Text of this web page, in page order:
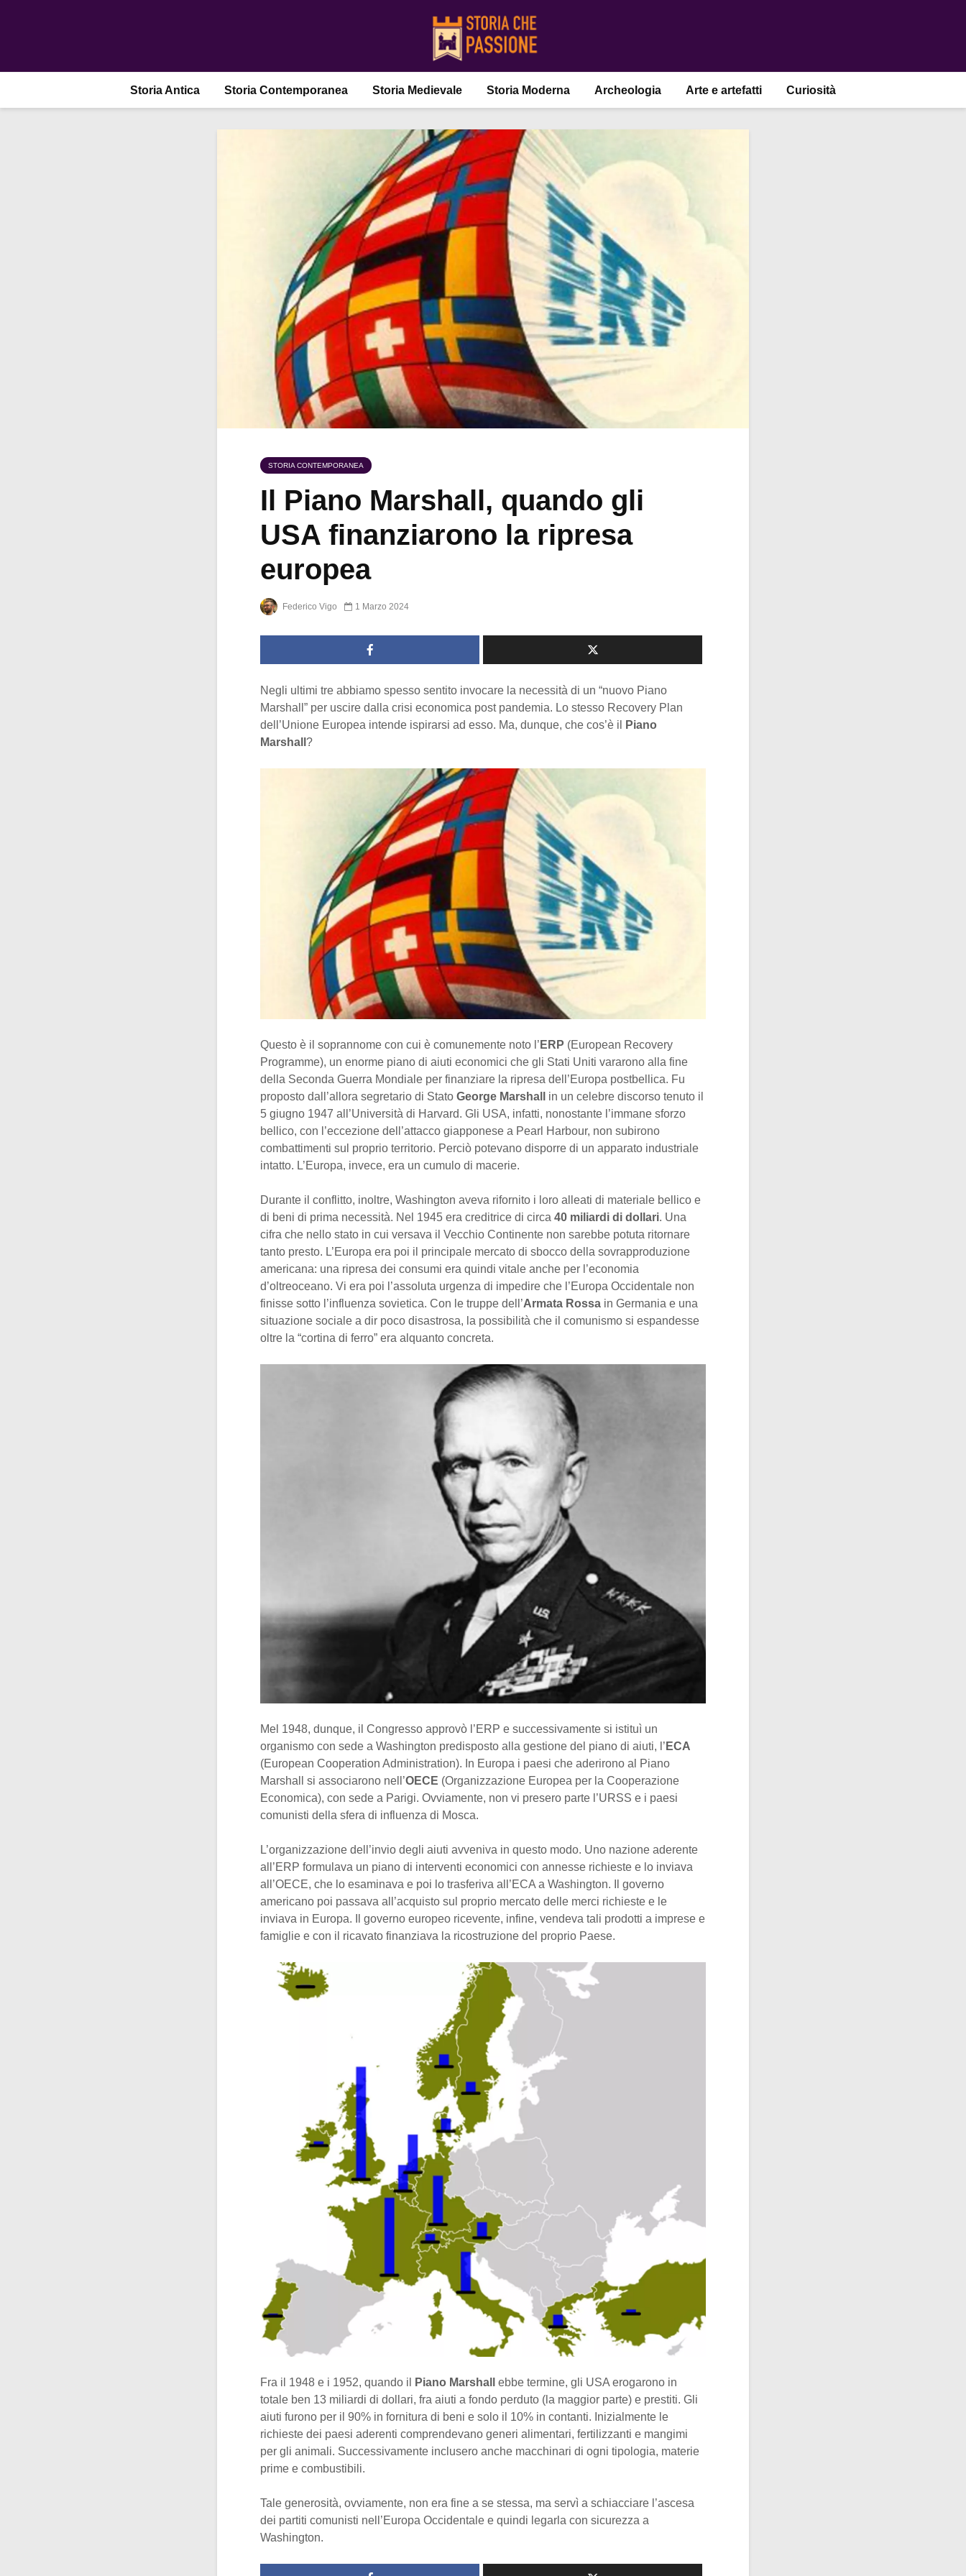
Storia Antica Storia Contemporanea Storia Medievale Storia Moderna Archeologia Arte e artefatti Curiosità
STORIA CONTEMPORANEA
Il Piano Marshall, quando gli
USA finanziarono la ripresa
europea
Federico Vigo 1 Marzo 2024
Negli ultimi tre abbiamo spesso sentito invocare la necessità di un “nuovo Piano
Marshall” per uscire dalla crisi economica post pandemia. Lo stesso Recovery Plan
dell’Unione Europea intende ispirarsi ad esso. Ma, dunque, che cos’è il
Piano
Marshall ?
Questo è il soprannome con cui è comunemente noto l’ ERP (European Recovery
Programme), un enorme piano di aiuti economici che gli Stati Uniti vararono alla fine
della Seconda Guerra Mondiale per finanziare la ripresa dell’Europa postbellica. Fu
proposto dall’allora segretario di Stato George Marshall
in un celebre discorso tenuto il
5 giugno 1947 all’Università di Harvard. Gli USA, infatti, nonostante l’immane sforzo
bellico, con l’eccezione dell’attacco giapponese a Pearl Harbour, non subirono
combattimenti sul proprio territorio. Perciò potevano disporre di un apparato industriale
intatto. L’Europa, invece, era un cumulo di macerie.
Durante il conflitto, inoltre, Washington aveva rifornito i loro alleati di materiale bellico e
di beni di prima necessità. Nel 1945 era creditrice di circa 40 miliardi di dollari. Una
cifra che nello stato in cui versava il Vecchio Continente non sarebbe potuta ritornare
tanto presto. L’Europa era poi il principale mercato di sbocco della sovrapproduzione
americana: una ripresa dei consumi era quindi vitale anche per l’economia
d’oltreoceano. Vi era poi l’assoluta urgenza di impedire che l’Europa Occidentale non
finisse sotto l’influenza sovietica. Con le truppe dell’Armata Rossa in Germania e una
situazione sociale a dir poco disastrosa, la possibilità che il comunismo si espandesse
oltre la “cortina di ferro” era alquanto concreta.
Mel 1948, dunque, il Congresso approvò l’ERP e successivamente si istituì un
organismo con sede a Washington predisposto alla gestione del piano di aiuti, l’ ECA
(European Cooperation Administration). In Europa i paesi che aderirono al Piano
Marshall si associarono nell’OECE (Organizzazione Europea per la Cooperazione
Economica), con sede a Parigi. Ovviamente, non vi presero parte l’URSS e i paesi
comunisti della sfera di influenza di Mosca.
L’organizzazione dell’invio degli aiuti avveniva in questo modo. Uno nazione aderente
all’ERP formulava un piano di interventi economici con annesse richieste e lo inviava
all’OECE, che lo esaminava e poi lo trasferiva all’ECA a Washington. Il governo
americano poi passava all’acquisto sul proprio mercato delle merci richieste e le
inviava in Europa. Il governo europeo ricevente, infine, vendeva tali prodotti a imprese e
famiglie e con il ricavato finanziava la ricostruzione del proprio Paese.
Fra il 1948 e i 1952, quando il Piano Marshall ebbe termine, gli USA erogarono in
totale ben 13 miliardi di dollari, fra aiuti a fondo perduto (la maggior parte) e prestiti. Gli
aiuti furono per il 90% in fornitura di beni e solo il 10% in contanti. Inizialmente le
richieste dei paesi aderenti comprendevano generi alimentari, fertilizzanti e mangimi
per gli animali. Successivamente inclusero anche macchinari di ogni tipologia, materie
prime e combustibili.
Tale generosità, ovviamente, non era fine a se stessa, ma servì a schiacciare l’ascesa
dei partiti comunisti nell’Europa Occidentale e quindi legarla con sicurezza a
Washington.